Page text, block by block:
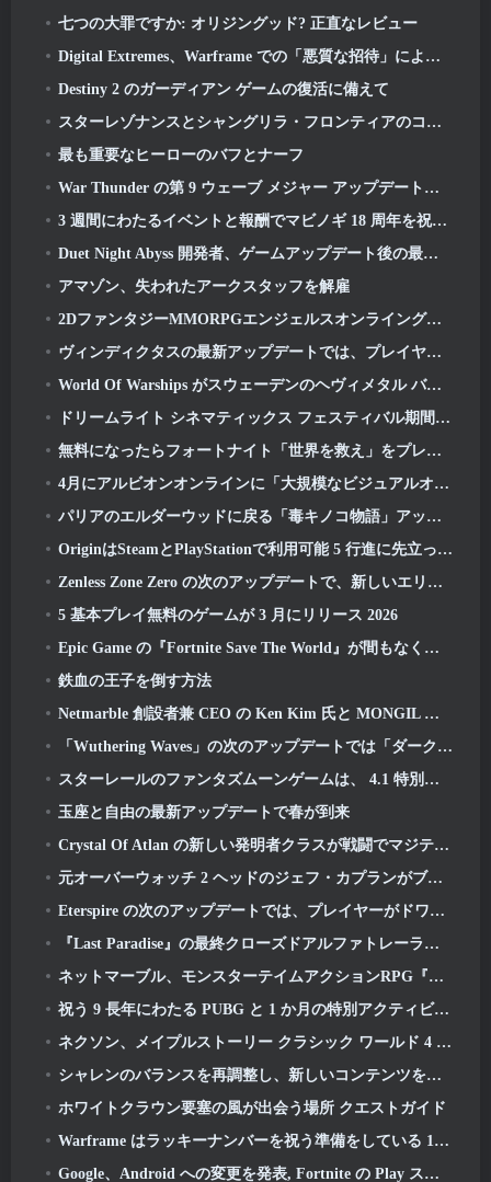
七つの大罪ですか: オリジングッド? 正直なレビュー
Digital Extremes、Warframe での「悪質な招待」によって引き起こされた苦痛についてプレイヤーに謝罪
Destiny 2 のガーディアン ゲームの復活に備えて
スターレゾナンスとシャングリラ・フロンティアのコラボレーション
最も重要なヒーローのバフとナーフ
War Thunder の第 9 ウェーブ メジャー アップデートでは水のビジュアルが改善され、海戦の見た目が改善されました
3 週間にわたるイベントと報酬でマビノギ 18 周年を祝いましょう
Duet Night Abyss 開発者、ゲームアップデート後の最近のマルウェア事件について公式声明を発表
アマゾン、失われたアークスタッフを解雇
2DファンタジーMMORPGエンジェルスオンライングローバル事前登録開始
ヴィンディクタスの最新アップデートでは、プレイヤーがカリバーンの守護者と対戦する新しいレイドが導入されます
World Of Warships がスウェーデンのヘヴィメタル バンド Sabaton とコラボレーションを開催
ドリームライト シネマティックス フェスティバル期間中にハートピアで映画を鑑賞しよう
無料になったらフォートナイト「世界を救え」をプレイする価値はありますか?
4月にアルビオンオンラインに「大規模なビジュアルオーバーホール」が登場
パリアのエルダーウッドに戻る「毒キノコ物語」アップデート
OriginはSteamとPlayStationで利用可能 5 行進に先立って 23 打ち上げ
Zenless Zone Zero の次のアップデートで、新しいエリドゥのホロウ チャンピオン コンペティションで栄光を競い合いましょう
5 基本プレイ無料のゲームが 3 月にリリース 2026
Epic Game の『Fortnite Save The World』が間もなく無料プレイになる
鉄血の王子を倒す方法
Netmarble 創設者兼 CEO の Ken Kim 氏と MONGIL について語る: スターダイブ
「Wuthering Waves」の次のアップデートでは「ダークサイド」への旅が始まります
スターレールのファンタズムーンゲームは、 4.1 特別プログラム
玉座と自由の最新アップデートで春が到来
Crystal Of Atlan の新しい発明者クラスが戦闘でマジテック メックを指揮する
元オーバーウォッチ 2 ヘッドのジェフ・カプランがブリザードに任せた理由を説明
Eterspire の次のアップデートでは、プレイヤーがドワーフ鉱山に送り込まれます
『Last Paradise』の最終クローズドアルファトレーラーは小さいながらも恐ろしい芸術作品です
ネットマーブル、モンスターテイムアクションRPG『Mongil』の発売日を発表: スターダイブ
祝う 9 長年にわたる PUBG と 1 か月の特別アクティビティ
ネクソン、メイプルストーリー クラシック ワールド 4 月クローズドオンラインテストの申し込みを開始
シャレンのバランスを再調整し、新しいコンテンツを導入する最初のディセンダント 3 月アップデート
ホワイトクラウン要塞の風が出会う場所 クエストガイド
Warframe はラッキーナンバーを祝う準備をしている 13 アニバーサリーイベントあり
Google、Android への変更を発表, Fortnite の Play ストアへの復帰を記念して